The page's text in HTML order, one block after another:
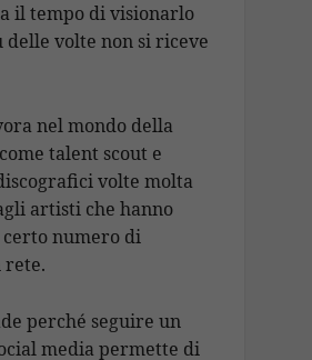
il tempo di visionarlo
volte non si riceve
nel mondo della
talent scout e
volte molta
artisti che hanno
numero di
perché seguire un
media permette di